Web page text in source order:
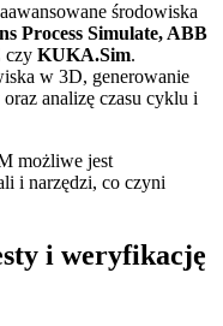
środowiska
Process Simulate, ABB
czy KUKA.Sim.
w 3D, generowanie
analizę czasu cyklu i
możliwe jest
i narzędzi, co czyni
i weryfikację